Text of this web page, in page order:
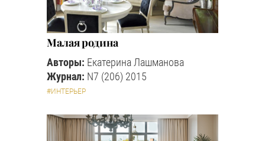
Малая родина
Авторы: Екатерина Лашманова
Журнал: N7 (206) 2015
#ИНТЕРЬЕР